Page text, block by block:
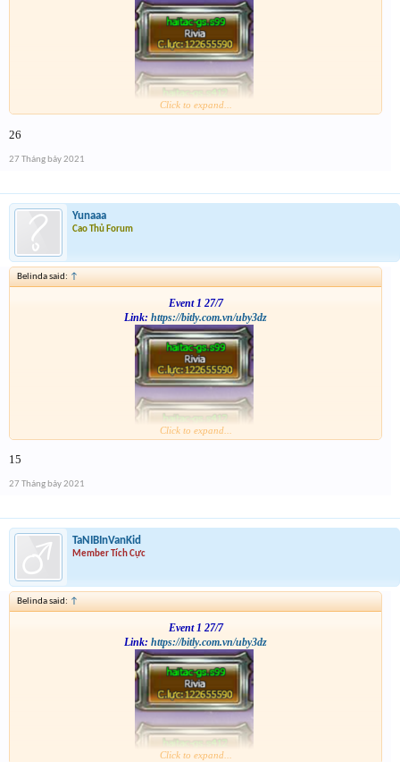
Click to expand...
26
27 Tháng bảy 2021
Yunaaa
Cao Thủ Forum
Belinda said: ↑
Event 1 27/7
Link: https://bitly.com.vn/uby3dz
Click to expand...
15
27 Tháng bảy 2021
TaNIBInVanKid
Member Tích Cực
Belinda said: ↑
Event 1 27/7
Link: https://bitly.com.vn/uby3dz
Click to expand...